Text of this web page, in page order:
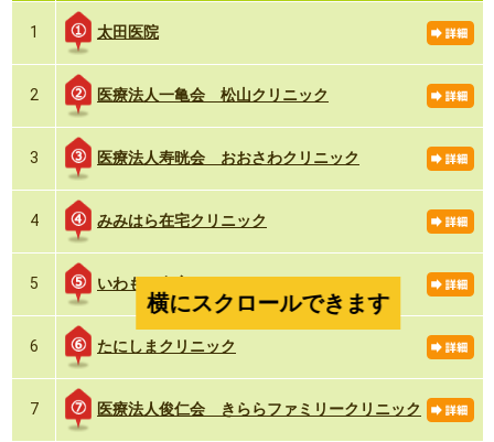
1 太田医院
2 医療法人一亀会 松山クリニック
3 医療法人寿晄会 おおさわクリニック
4 みみはら在宅クリニック
5 いわもと在宅クリニック
6 たにしまクリニック
7 医療法人俊仁会 きららファミリークリニック
横にスクロールできます